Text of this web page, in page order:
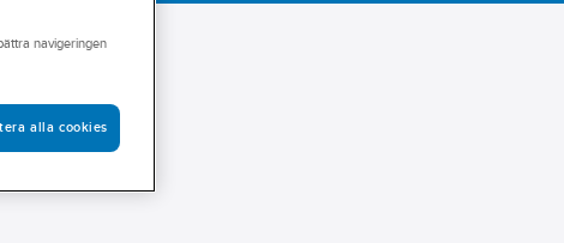
navigeringen
alla cookies